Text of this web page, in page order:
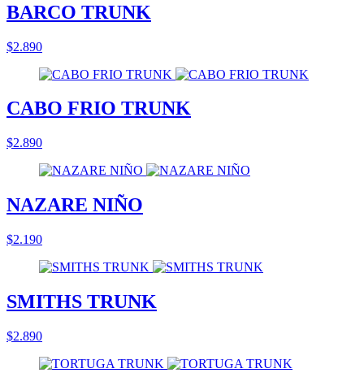
BARCO TRUNK
$2.890
CABO FRIO TRUNK
$2.890
NAZARE NIÑO
$2.190
SMITHS TRUNK
$2.890